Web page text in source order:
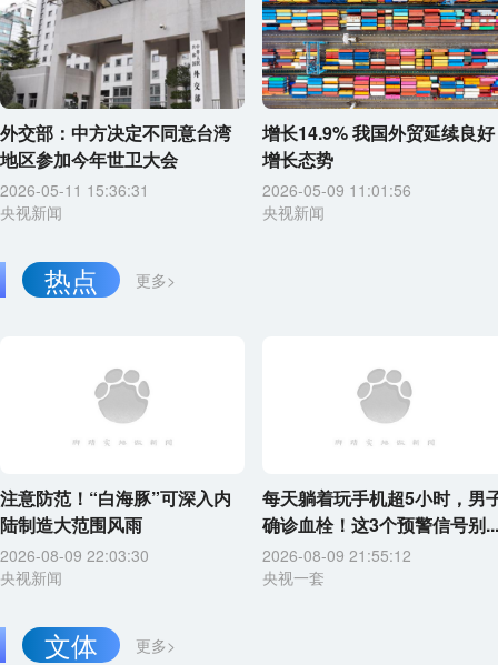
外交部：中方决定不同意台湾
地区参加今年世卫大会
2026-05-11 15:36:31
央视新闻
增长14.9% 我国外贸延续良好
增长态势
2026-05-09 11:01:56
央视新闻
更多>
热点
注意防范！“白海豚”可深入内
陆制造大范围风雨
2026-08-09 22:03:30
央视新闻
每天躺着玩手机超5小时，男
确诊血栓！这3个预警信号别...
2026-08-09 21:55:12
央视一套
更多>
文体